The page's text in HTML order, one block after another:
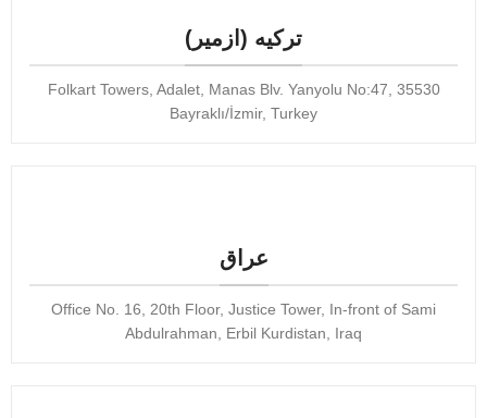
ترکیه (ازمیر)
Folkart Towers, Adalet, Manas Blv. Yanyolu No:47, 35530
Bayraklı/İzmir, Turkey
عراق
Office No. 16, 20th Floor, Justice Tower, In-front of Sami
Abdulrahman, Erbil Kurdistan, Iraq